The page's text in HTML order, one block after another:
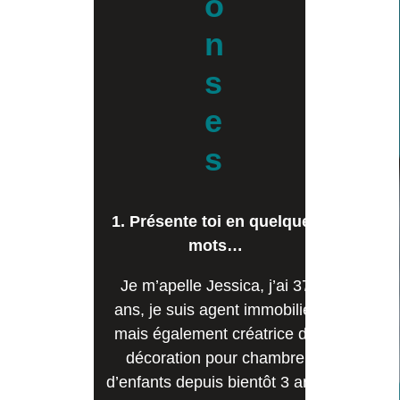
n
s
e
s
1. Présente toi en quelques
mots…
Je m’apelle Jessica, j’ai 37
ans, je suis agent immobilier
mais également créatrice de
décoration pour chambre
d’enfants depuis bientôt 3 ans.